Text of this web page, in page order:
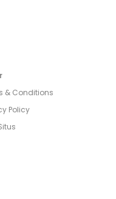
& Conditions
Policy